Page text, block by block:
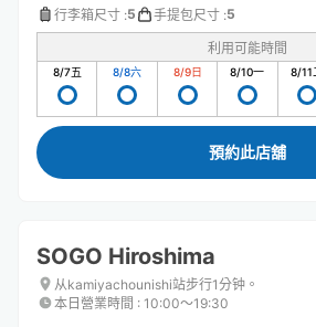
行李箱尺寸 :5 手提包尺寸 :5
利用可能時間
8/7五 8/8六 8/9日 8/10一 8/11
預約此店舖
SOGO Hiroshima
从kamiyachounishi站步行1分钟。
本日營業時間 : 10:00〜19:30